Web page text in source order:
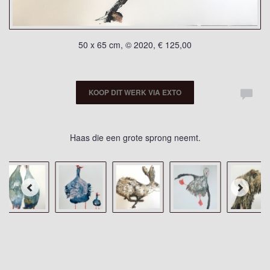
50 x 65 cm, © 2020, € 125,00
KOOP DIT WERK VIA EXTO
Haas die een grote sprong neemt.